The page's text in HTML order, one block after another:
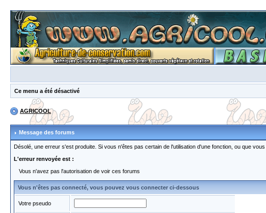
Ce menu a été désactivé
AGRICOOL
Message des forums
Désolé, une erreur s'est produite. Si vous n'êtes pas certain de l'utilisation d'une fonction, ou que
L'erreur renvoyée est :
Vous n'avez pas l'autorisation de voir ces forums
Vous n'êtes pas connecté, vous pouvez vous connecter ci-dessous
Votre pseudo